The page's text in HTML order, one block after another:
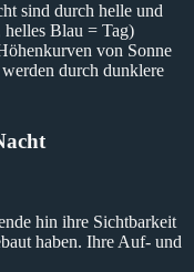
sind durch helle und
Blau = Tag)
von Sonne
durch dunklere
hin ihre Sichtbarkeit
haben. Ihre Auf- und